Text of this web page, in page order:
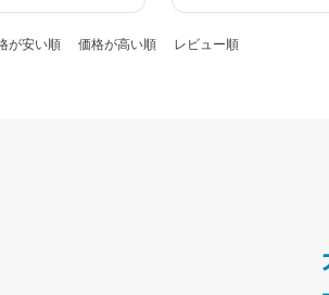
が安い順 価格が高い順 レビュー順